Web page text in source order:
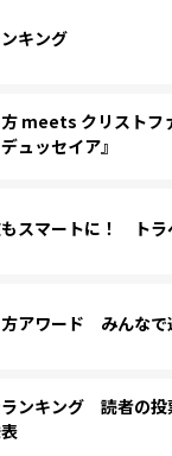
キング
meets クリストフ
ュッセイア』
スマートに！ トラ
アワード みんなで
ンキング 読者の投